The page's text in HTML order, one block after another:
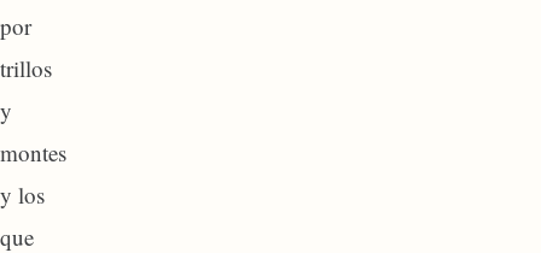
por
trillos
y
montes
y los
que